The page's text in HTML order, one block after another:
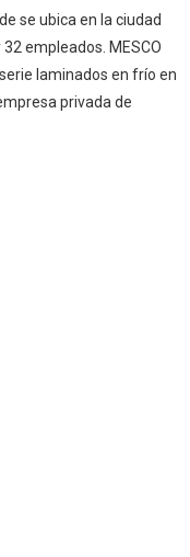
se ubica en la ciudad
empleados. MESCO
laminados en frío en
privada de